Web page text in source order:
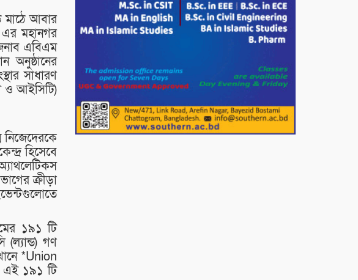
মাঠে আবার
মহানগর
এবিএম
অনুষ্ঠানের
সাধারণ
ও আইসিটি)
নিজেদেরকে
হিসেবে
ক্রীড়া
১৯১ টি
গণ
*Union
এই ১৯১ টি
সরকারকে ব্যর্থ করতে দেশের বিরুদ্ধে
একটি দল চক্রান্ত চালিয়ে যাচ্ছে : রিজভী
সোনার দাম বাড়ানোর ঘোষণা।
ভারপ্রাপ্ত রাষ্ট্রপতি হাফিজ উদ্দিন
আহমদের সাথে এইচটি বাংলা অনলাইন
পোর্টাল ও আইপি টিভির সম্পাদক মোঃ
ইসমাইল হোসেনের সৌজন্য সাক্ষাৎ।